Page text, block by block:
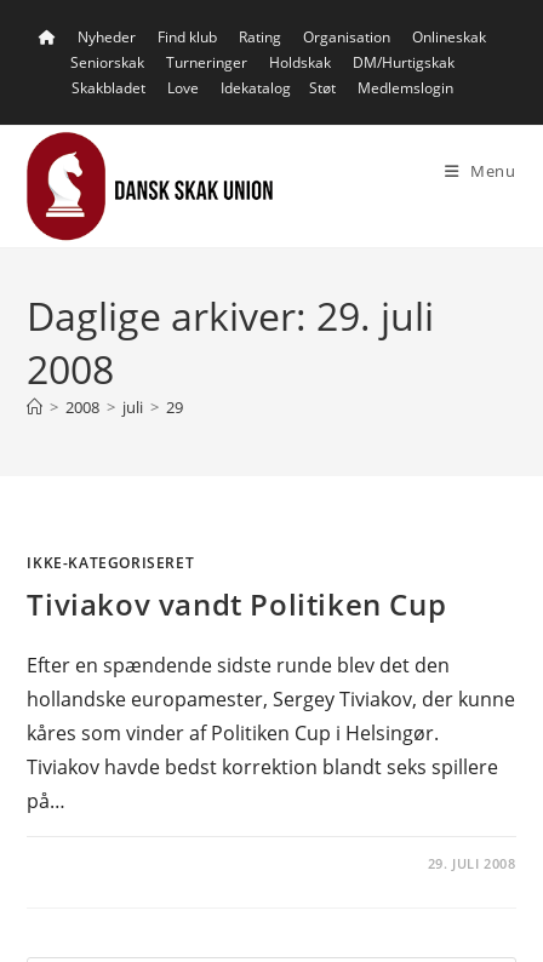
Nyheder Find klub Rating Organisation
Onlineskak
Seniorskak
Turneringer Holdskak
DM/Hurtigskak
Skakbladet
Love Idekatalog Støt Medlemslogin
Menu
Daglige arkiver: 29. juli
2008
> 2008 > juli > 29
IKKE-KATEGORISERET
Tiviakov vandt Politiken Cup
Efter en spændende sidste runde blev det den
hollandske europamester, Sergey Tiviakov, der kunne
kåres som vinder af Politiken Cup i Helsingør.
Tiviakov havde bedst korrektion blandt seks spillere
på…
29. JULI 2008